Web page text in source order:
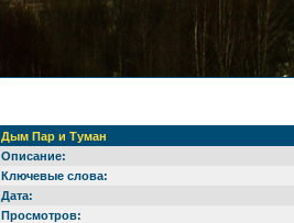
Дым Пар и Туман
Описание:
Ключевые слова:
Дата:
Просмотров: